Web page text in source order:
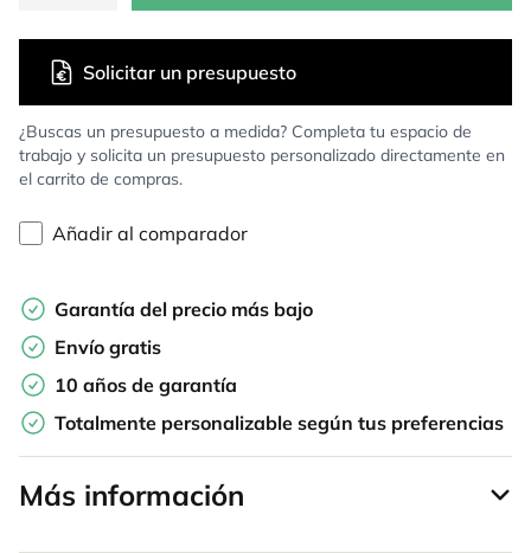
¿Buscas un presupuesto a medida? Completa tu espacio de
trabajo y solicita un presupuesto personalizado directamente en
el carrito de compras.
Solicitar un presupuesto
Añadir al comparador
Garantía del precio más bajo
Envío gratis
10 años de garantía
Totalmente personalizable según tus preferencias
Más información